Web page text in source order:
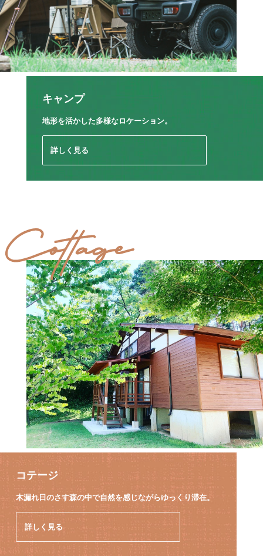
キャンプ
地形を活かした多様なロケーション。
詳しく見る
コテージ
木漏れ日のさす森の中で自然を感じながらゆっくり滞在。
詳しく見る